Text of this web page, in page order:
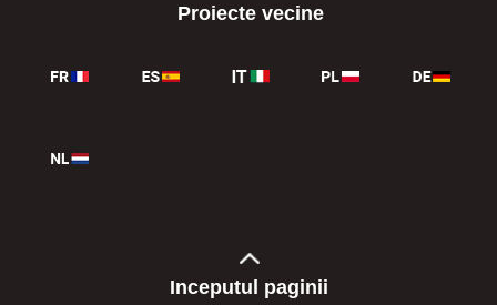
Proiecte vecine
Inceputul paginii